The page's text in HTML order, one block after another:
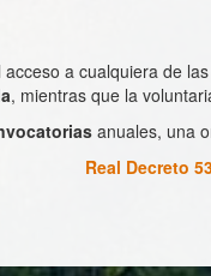
acceso a cualquiera de
, mientras que la
anuales, una
Real Decreto